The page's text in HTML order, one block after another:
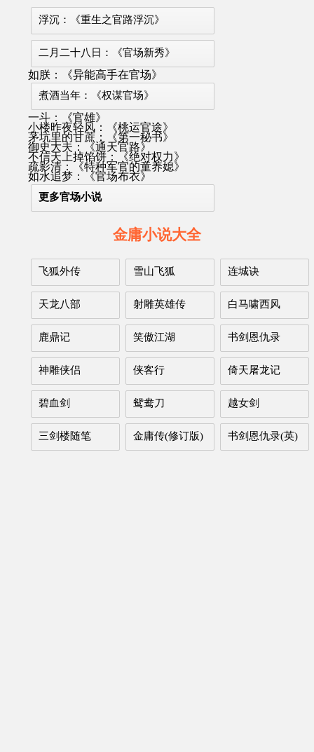
浮沉：《重生之官路浮沉》
二月二十八日：《官场新秀》
如朕：《异能高手在官场》
煮酒当年：《权谋官场》
一斗：《官雄》
小楼昨夜轻风：《桃运官途》
茅坑里的甘蔗：《第一秘书》
御史大夫：《通天官路》
不信天上掉馅饼：《绝对权力》
疏影清：《特种军官的童养媳》
如水追梦：《官场布衣》
更多官场小说
金庸小说大全
飞狐外传 雪山飞狐 连城诀
天龙八部 射雕英雄传 白马啸西风
鹿鼎记 笑傲江湖 书剑恩仇录
神雕侠侣 侠客行 倚天屠龙记
碧血剑 鸳鸯刀 越女剑
三剑楼随笔 金庸传(修订版) 书剑恩仇录(英)